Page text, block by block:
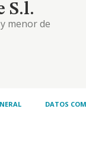
S.l.
menor de
con dicha
de maquinaria
DATOS